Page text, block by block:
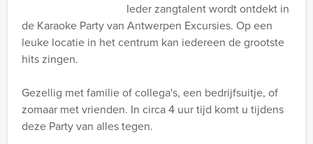
Ieder zangtalent wordt ontdekt in
de Karaoke Party van Antwerpen Excursies. Op een
leuke locatie in het centrum kan iedereen de grootste
hits zingen.
Gezellig met familie of collega's, een bedrijfsuitje, of
zomaar met vrienden. In circa 4 uur tijd komt u tijdens
deze Party van alles tegen.